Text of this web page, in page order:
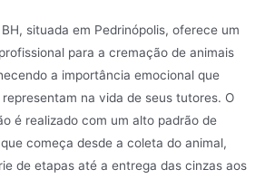
situada em Pedrinópolis, oferece um
para a cremação de animais
a importância emocional que
na vida de seus tutores. O
é realizado com um alto padrão de
começa desde a coleta do animal,
de etapas até a entrega das cinzas aos